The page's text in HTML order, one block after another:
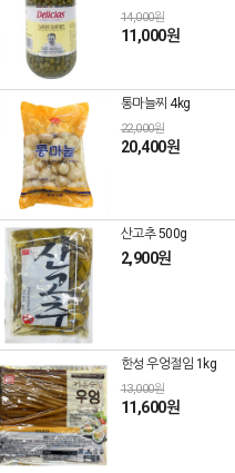
14,000원
11,000원
통마늘찌 4kg
22,000원
20,400원
산고추 500g
2,900원
한성 우엉절임 1kg
13,000원
11,600원